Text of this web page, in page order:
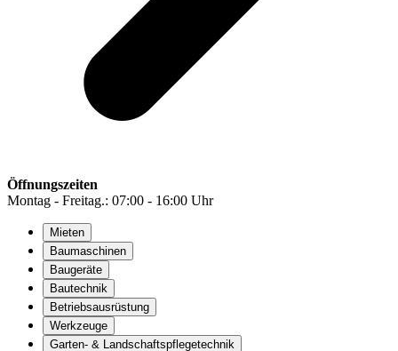
Öffnungszeiten
Montag - Freitag.: 07:00 - 16:00 Uhr
Mieten
Baumaschinen
Baugeräte
Bautechnik
Betriebsausrüstung
Werkzeuge
Garten- & Landschaftspflegetechnik